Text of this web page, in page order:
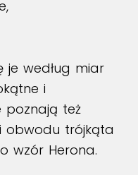
je według miar
i
poznają też
obwodu trójkąta
wzór Herona.